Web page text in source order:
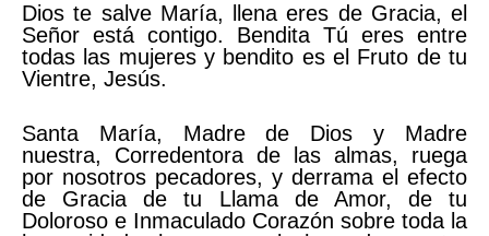
Dios te salve María, llena eres de Gracia, el
Señor está contigo. Bendita Tú eres entre
todas las mujeres y bendito es el Fruto de tu
Vientre, Jesús.
Santa María, Madre de Dios y Madre
nuestra, Corredentora de las almas, ruega
por nosotros pecadores, y derrama el efecto
de Gracia de tu Llama de Amor, de tu
Doloroso e Inmaculado Corazón sobre toda la